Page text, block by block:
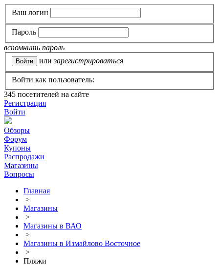
Ваш логин
Пароль
вспомнить пароль
или зарегистрироваться
Войти как пользователь:
345 посетителей на сайте
Регистрация
Войти
Обзоры
Форум
Купоны
Распродажи
Магазины
Вопросы
Главная
>
Магазины
>
Магазины в ВАО
>
Магазины в Измайлово Восточное
>
Пляжи